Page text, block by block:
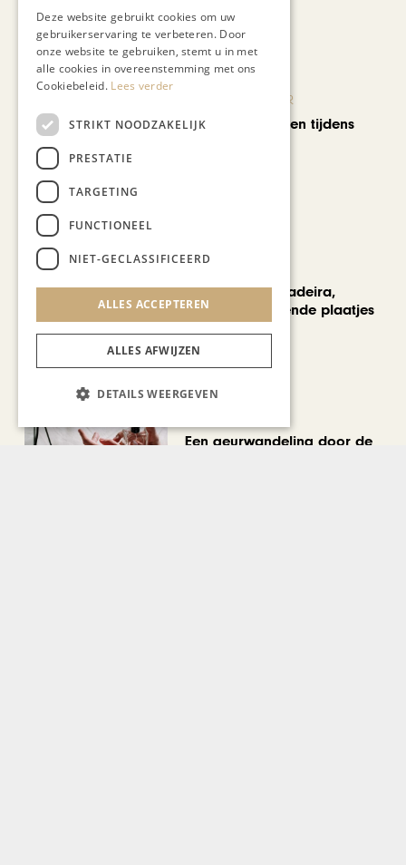
Recent nieuws
KUNST & CULTUUR
Wereldse beelden tijdens
Een week op Madeira,
voorbij de bekende plaatjes
Een geurwandeling door de
Deze website gebruikt cookies om uw
gebruikerservaring te verbeteren. Door
onze website te gebruiken, stemt u in met
alle cookies in overeenstemming met ons
Cookiebeleid. Lees verder
STRIKT NOODZAKELIJK
PRESTATIE
TARGETING
FUNCTIONEEL
NIET-GECLASSIFICEERD
ALLES ACCEPTEREN
ALLES AFWIJZEN
DETAILS WEERGEVEN